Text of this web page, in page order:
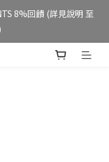
日慶典 會員12%點數回
日慶典 會員12%點數回